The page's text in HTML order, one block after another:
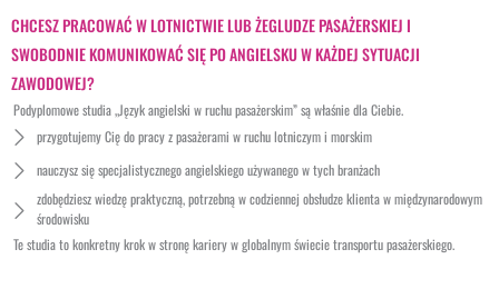
CHCESZ PRACOWAĆ W LOTNICTWIE LUB ŻEGLUDZE PASAŻERSKIEJ I
SWOBODNIE KOMUNIKOWAĆ SIĘ PO ANGIELSKU W KAŻDEJ SYTUACJI
ZAWODOWEJ?
Podyplomowe studia „Język angielski w ruchu pasażerskim” są właśnie dla Ciebie.
przygotujemy Cię do pracy z pasażerami w ruchu lotniczym i morskim
nauczysz się specjalistycznego angielskiego używanego w tych branżach
zdobędziesz wiedzę praktyczną, potrzebną w codziennej obsłudze klienta w międzynarodowym
środowisku
Te studia to konkretny krok w stronę kariery w globalnym świecie transportu pasażerskiego.